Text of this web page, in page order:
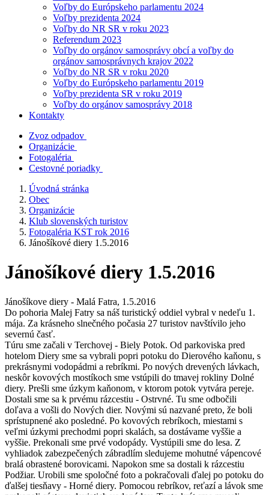
Voľby do Európskeho parlamentu 2024
Voľby prezidenta 2024
Voľby do NR SR v roku 2023
Referendum 2023
Voľby do orgánov samosprávy obcí a voľby do
orgánov samosprávnych krajov 2022
Voľby do NR SR v roku 2020
Voľby do Európskeho parlamentu 2019
Voľby prezidenta SR v roku 2019
Voľby do orgánov samosprávy 2018
Kontakty
Zvoz odpadov
Organizácie
Fotogaléria
Cestovné poriadky
Úvodná stránka
Obec
Organizácie
Klub slovenských turistov
Fotogaléria KST rok 2016
Jánošíkové diery 1.5.2016
Jánošíkové diery 1.5.2016
Jánošíkove diery - Malá Fatra, 1.5.2016
Do pohoria Malej Fatry sa náš turistický oddiel vybral v nedeľu 1.
mája. Za krásneho slnečného počasia 27 turistov navštívilo jeho
severnú časť.
Túru sme začali v Terchovej - Biely Potok. Od parkoviska pred
hotelom Diery sme sa vybrali popri potoku do Dierového kaňonu, s
prekrásnymi vodopádmi a rebríkmi. Po nových drevených lávkach,
neskôr kovových mostíkoch sme vstúpili do tmavej rokliny Dolné
diery. Prešli sme úzkym kaňonom, v ktorom potok vytvára pereje.
Dostali sme sa k prvému rázcestiu - Ostrvné. Tu sme odbočili
doľava a vošli do Nových dier. Novými sú nazvané preto, že boli
sprístupnené ako posledné. Po kovových rebríkoch, miestami s
veľmi úzkymi prechodmi popri skalách, sa dostávame vyššie a
vyššie. Prekonali sme prvé vodopády. Vystúpili sme do lesa. Z
vyhliadok zabezpečených zábradlím sledujeme mohutné vápencové
bralá obrastené borovicami. Napokon sme sa dostali k rázcestiu
Podžiar. Urobili sme spoločné foto a pokračovali ďalej po potoku do
ďalšej tiesňavy - Horné diery. Pomocou rebríkov, reťazí a lávok sme